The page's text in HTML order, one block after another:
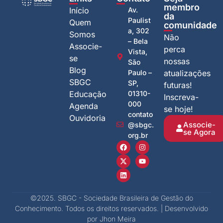
Início
Quem
Somos
Associe-
se
Blog
SBGC
Educação
Agenda
Ouvidoria
Av.
Paulist
a, 302
– Bela
Vista,
São
Paulo –
SP,
01310-
000
contato
@sbgc.
org.br
membro
da
comunidade
Não
perca
nossas
atualizações
futuras!
Inscreva-
se hoje!
Associe-
se Agora
©2025. SBGC - Sociedade Brasileira de Gestão do
Conhecimento. Todos os direitos reservados. | Desenvolvido
por Jhon Meira